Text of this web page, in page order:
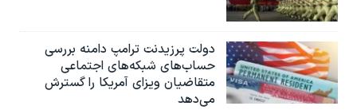
دولت پرزیدنت ترامپ دامنه بررسی
حساب‌های شبکه‌های اجتماعی
متقاضیان ویزای آمریکا را گسترش
می‌دهد